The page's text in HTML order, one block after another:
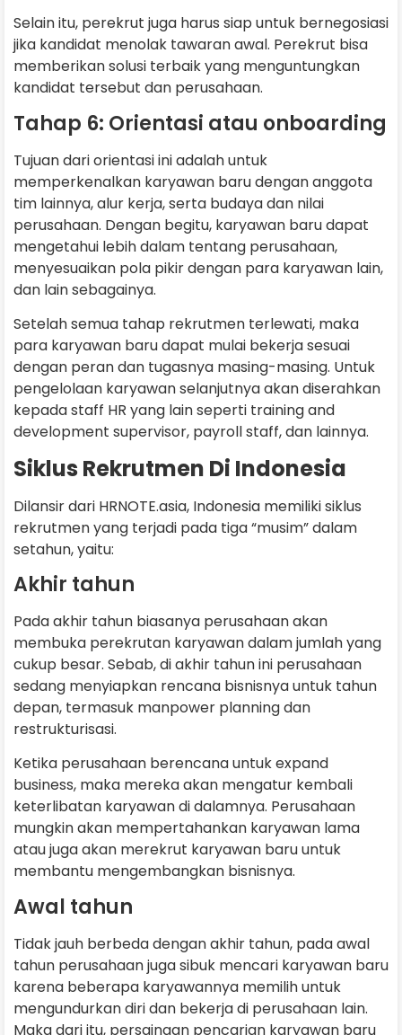
Selain itu, perekrut juga harus siap untuk bernegosiasi
jika kandidat menolak tawaran awal. Perekrut bisa
memberikan solusi terbaik yang menguntungkan
kandidat tersebut dan perusahaan.
Tahap 6: Orientasi atau onboarding
Tujuan dari orientasi ini adalah untuk
memperkenalkan karyawan baru dengan anggota
tim lainnya, alur kerja, serta budaya dan nilai
perusahaan. Dengan begitu, karyawan baru dapat
mengetahui lebih dalam tentang perusahaan,
menyesuaikan pola pikir dengan para karyawan lain,
dan lain sebagainya.
Setelah semua tahap rekrutmen terlewati, maka
para karyawan baru dapat mulai bekerja sesuai
dengan peran dan tugasnya masing-masing. Untuk
pengelolaan karyawan selanjutnya akan diserahkan
kepada staff HR yang lain seperti training and
development supervisor, payroll staff, dan lainnya.
Siklus Rekrutmen Di Indonesia
Dilansir dari HRNOTE.asia, Indonesia memiliki siklus
rekrutmen yang terjadi pada tiga “musim” dalam
setahun, yaitu:
Akhir tahun
Pada akhir tahun biasanya perusahaan akan
membuka perekrutan karyawan dalam jumlah yang
cukup besar. Sebab, di akhir tahun ini perusahaan
sedang menyiapkan rencana bisnisnya untuk tahun
depan, termasuk manpower planning dan
restrukturisasi.
Ketika perusahaan berencana untuk expand
business, maka mereka akan mengatur kembali
keterlibatan karyawan di dalamnya. Perusahaan
mungkin akan mempertahankan karyawan lama
atau juga akan merekrut karyawan baru untuk
membantu mengembangkan bisnisnya.
Awal tahun
Tidak jauh berbeda dengan akhir tahun, pada awal
tahun perusahaan juga sibuk mencari karyawan baru
karena beberapa karyawannya memilih untuk
mengundurkan diri dan bekerja di perusahaan lain.
Maka dari itu, persaingan pencarian karyawan baru